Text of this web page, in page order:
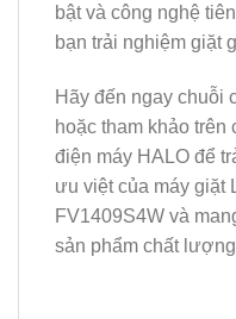
bật và công nghệ
bạn trải nghiệm giặt
Hãy đến ngay chuỗi
hoặc tham khảo
điện máy HALO để
ưu việt của máy giặt
FV1409S4W và
sản phẩm chất